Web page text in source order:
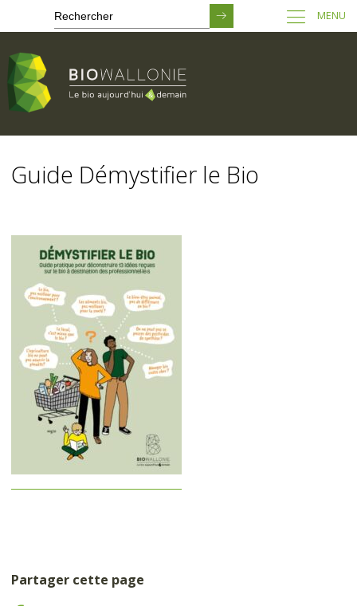
contenu
principal
MENU
Guide Démystifier le Bio
Partager cette page